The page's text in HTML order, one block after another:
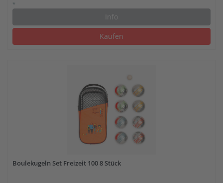
*
Info
Kaufen
Boulekugeln Set Freizeit 100 8 Stück